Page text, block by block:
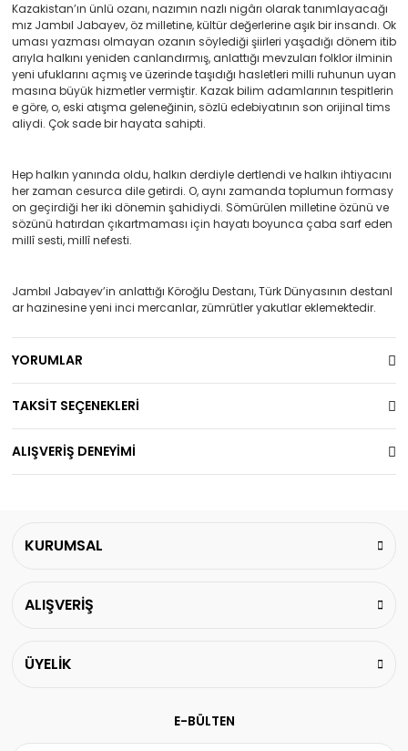
Kazakistan’ın ünlü ozanı, nazımın nazlı nigârı olarak tanımlayacağı
mız Jambıl Jabayev, öz milletine, kültür değerlerine aşık bir insandı. Ok
uması yazması olmayan ozanın söylediği şiirleri yaşadığı dönem itib
arıyla halkını yeniden canlandırmış, anlattığı mevzuları folklor ilminin
yeni ufuklarını açmış ve üzerinde taşıdığı hasletleri milli ruhunun uyan
masına büyük hizmetler vermiştir. Kazak bilim adamlarının tespitlerin
e göre, o, eski atışma geleneğinin, sözlü edebiyatının son orijinal tims
aliydi. Çok sade bir hayata sahipti.
Hep halkın yanında oldu, halkın derdiyle dertlendi ve halkın ihtiyacını
her zaman cesurca dile getirdi. O, aynı zamanda toplumun formasy
on geçirdiği her iki dönemin şahidiydi. Sömürülen milletine özünü ve
sözünü hatırdan çıkartmaması için hayatı boyunca çaba sarf eden
millî sesti, millî nefesti.
Jambıl Jabayev’in anlattığı Köroğlu Destanı, Türk Dünyasının destanl
ar hazinesine yeni inci mercanlar, zümrütler yakutlar eklemektedir.
YORUMLAR
TAKSİT SEÇENEKLERİ
ALIŞVERİŞ DENEYİMİ
KURUMSAL
ALIŞVERİŞ
ÜYELİK
E-BÜLTEN